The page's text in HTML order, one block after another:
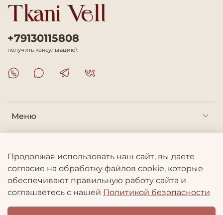
Меню
Информация
+79130115808
получить консультацию\
Продолжая использовать наш сайт, вы даете
согласие на обработку файлов cookie, которые
обеспечивают правильную работу сайта и
соглашаетесь с нашей Политикой безопасности